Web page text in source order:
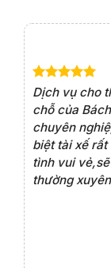
Dịch vụ cho
chỗ của
chuyên
biệt tài xế rất
tình vui
thường xuyên